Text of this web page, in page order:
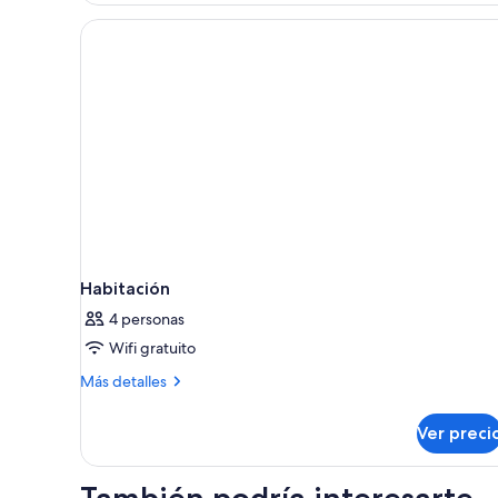
Habitación
4 personas
Wifi gratuito
Más detalles
Más
Ver